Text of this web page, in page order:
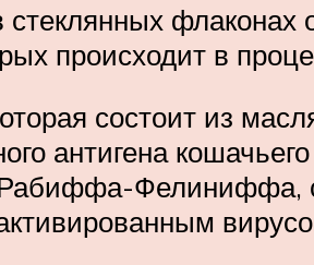
стеклянных
происходит в
состоит из
антигена
Фелиниффа,